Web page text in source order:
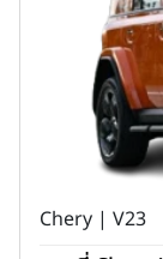
Chery | V23